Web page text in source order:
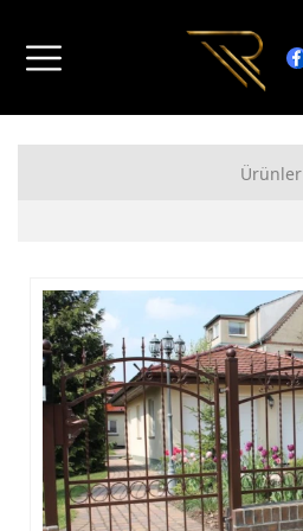
Ürünler
FERFORJE GARAJ KAPISI MODELLERİ
FERFORJE DUVAR ÜSTÜ
FERFORJE BALKON KORKULUK
FERFORJE MERDİVEN KORKULUK
DEMİR MERDİVEN MODELLERİ